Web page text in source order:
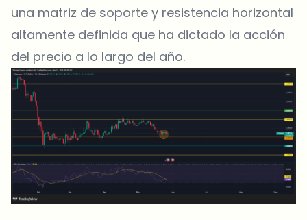
una matriz de soporte y resistencia horizontal
altamente definida que ha dictado la acción
del precio a lo largo del año.